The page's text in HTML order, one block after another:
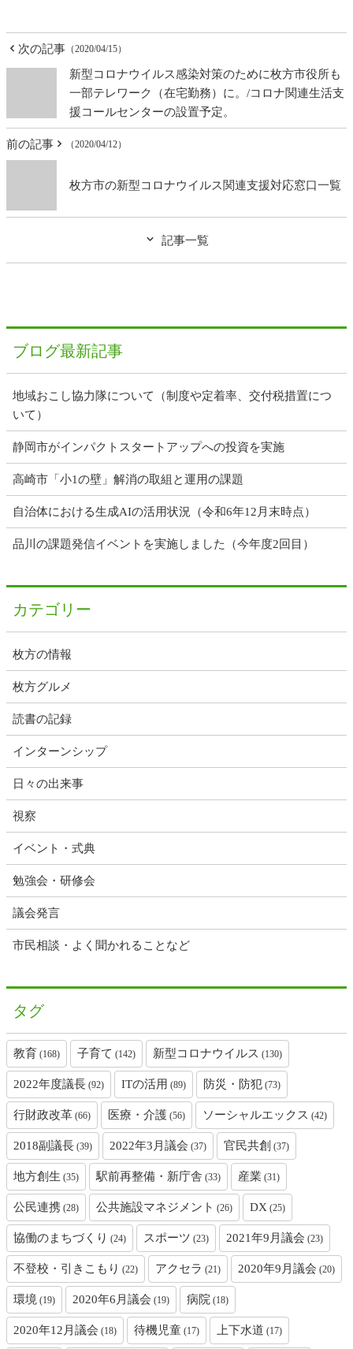
次の記事 （2020/04/15）
新型コロナウイルス感染対策のために枚方市役所も
一部テレワーク（在宅勤務）に。/コロナ関連生活支
援コールセンターの設置予定。
前の記事 （2020/04/12）
枚方市の新型コロナウイルス関連支援対応窓口一覧
記事一覧
ブログ最新記事
地域おこし協力隊について（制度や定着率、交付税措置につ
いて）
静岡市がインパクトスタートアップへの投資を実施
高崎市「小1の壁」解消の取組と運用の課題
自治体における生成AIの活用状況（令和6年12月末時点）
品川の課題発信イベントを実施しました（今年度2回目）
カテゴリー
枚方の情報
枚方グルメ
読書の記録
インターンシップ
日々の出来事
視察
イベント・式典
勉強会・研修会
議会発言
市民相談・よく聞かれることなど
タグ
教育 (168) 子育て (142) 新型コロナウイルス (130)
2022年度議長 (92) ITの活用 (89) 防災・防犯 (73)
行財政改革 (66) 医療・介護 (56) ソーシャルエックス (42)
2018副議長 (39) 2022年3月議会 (37) 官民共創 (37)
地方創生 (35) 駅前再整備・新庁舎 (33) 産業 (31)
公民連携 (28) 公共施設マネジメント (26) DX (25)
協働のまちづくり (24) スポーツ (23) 2021年9月議会 (23)
不登校・引きこもり (22) アクセラ (21) 2020年9月議会 (20)
環境 (19) 2020年6月議会 (19) 病院 (18)
2020年12月議会 (18) 待機児童 (17) 上下水道 (17)